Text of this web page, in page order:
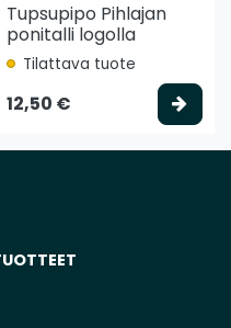
vaihtoehto
Tupsupipo Pihlajan
ponitalli logolla
Tilattava tuote
12,50 €